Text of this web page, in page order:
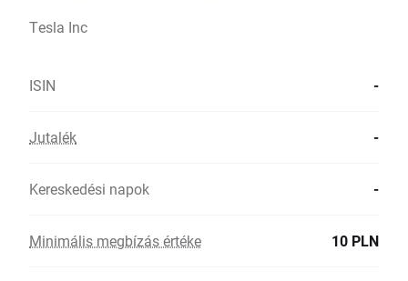
Tesla Inc
ISIN -
Jutalék -
Kereskedési napok -
Minimális megbízás értéke 10 PLN